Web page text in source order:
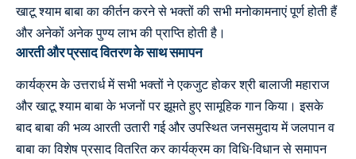
खाटू श्याम बाबा का कीर्तन करने से भक्तों की सभी मनोकामनाएं पूर्ण होती हैं
और अनेकों अनेक पुण्य लाभ की प्राप्ति होती है।
आरती और प्रसाद वितरण के साथ समापन
कार्यक्रम के उत्तरार्ध में सभी भक्तों ने एकजुट होकर श्री बालाजी महाराज
और खाटू श्याम बाबा के भजनों पर झूमते हुए सामूहिक गान किया। इसके
बाद बाबा की भव्य आरती उतारी गई और उपस्थित जनसमुदाय में जलपान व
बाबा का विशेष प्रसाद वितरित कर कार्यक्रम का विधि-विधान से समापन